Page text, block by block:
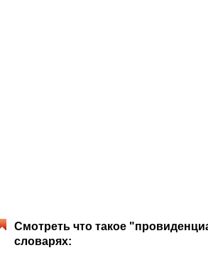
Смотреть что такое
словарях: